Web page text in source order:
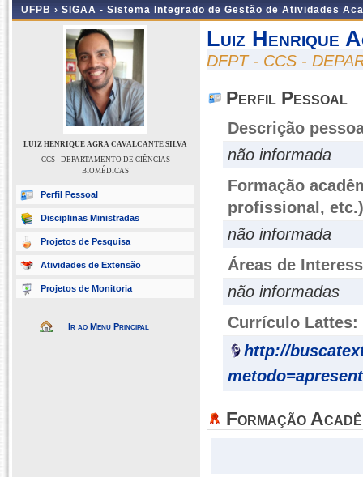
UFPB › SIGAA - Sistema Integrado de Gestão de Atividades
LUIZ HENRIQUE AGRA CAVALCANTE SILVA
CCS - DEPARTAMENTO DE CIÊNCIAS
BIOMÉDICAS
Perfil Pessoal
Disciplinas Ministradas
Projetos de Pesquisa
Atividades de Extensão
Projetos de Monitoria
Ir ao Menu Principal
Luiz Henrique
DFPT - CCS -
Perfil Pessoal
Descrição
não informada
Formação
profissional, etc.)
não informada
Áreas de
não informadas
Currículo Lattes:
http://
Formação